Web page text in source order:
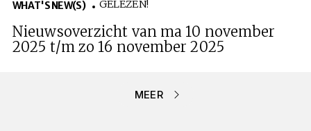
WHAT'S NEW(S) GELEZEN!
Nieuwsoverzicht van ma 10 november
2025 t/m zo 16 november 2025
MEER